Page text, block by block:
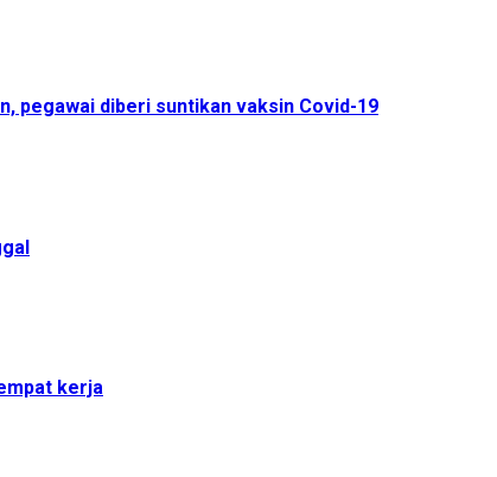
pegawai diberi suntikan vaksin Covid-19
kerja